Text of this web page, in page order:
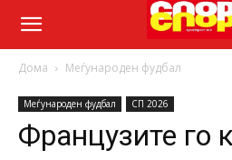
Дома Меѓународен фудбал
Меѓународен фудбал СП 2026
Французите го